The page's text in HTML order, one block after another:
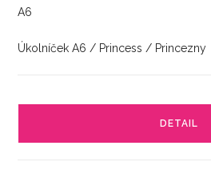
A6
Úkolníček A6 / Princess / Princezny
DETAIL